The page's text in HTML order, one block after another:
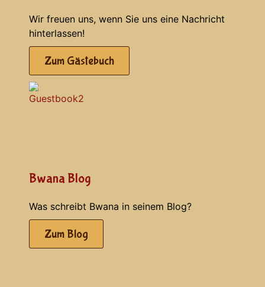
Wir freuen uns, wenn Sie uns eine Nachricht
hinterlassen!
Zum Gästebuch
Bwana Blog
Was schreibt Bwana in seinem Blog?
Zum Blog